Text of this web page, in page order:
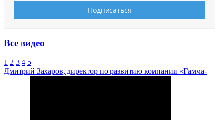
Все видео
1 2 3 4 5
Дмитрий Захаров, директор по развитию компании «Гамма-